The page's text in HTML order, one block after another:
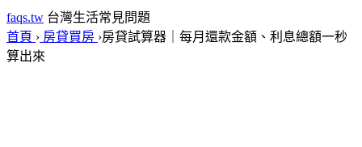
faqs.tw 台灣生活常見問題
首頁 › 房貸買房 ›房貸試算器｜每月還款金額、利息總額一秒
算出來